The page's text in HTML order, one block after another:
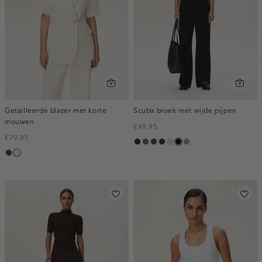
Getailleerde blazer met korte
mouwen
€79.95
toffee
ecru
Scuba broek met wijde pijpen
€49.95
pruim,
groen,
donkerbruin
blauw,
kitzwarttaupe,